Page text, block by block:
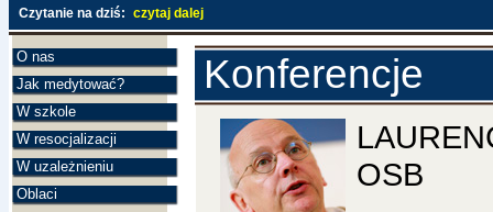
Czytanie na dziś: czytaj dalej
O nas
Jak medytować?
W szkole
W resocjalizacji
W uzależnieniu
Oblaci
Konferencje
OSB